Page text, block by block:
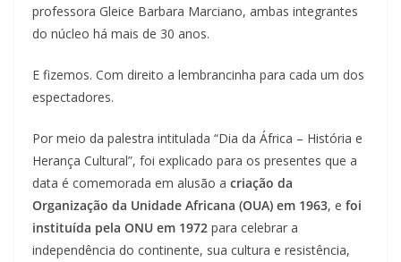
professora Gleice Barbara Marciano, ambas integrantes
do núcleo há mais de 30 anos.
E fizemos. Com direito a lembrancinha para cada um dos
espectadores.
Por meio da palestra intitulada “Dia da África – História e
Herança Cultural”, foi explicado para os presentes que a
data é comemorada em alusão a criação da
Organização da Unidade Africana (OUA) em 1963, e foi
instituída pela ONU em 1972 para celebrar a
independência do continente, sua cultura e resistência,